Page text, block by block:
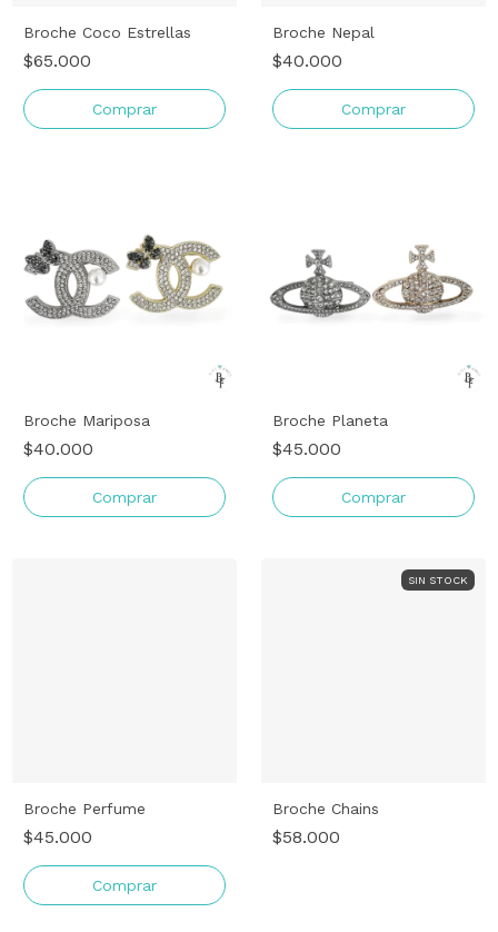
Broche Coco Estrellas
$65.000
Broche Nepal
$40.000
Broche Mariposa
$40.000
Comprar
Broche Planeta
$45.000
Comprar
Broche Perfume
$45.000
Comprar
SIN STOCK
Broche Chains
$58.000